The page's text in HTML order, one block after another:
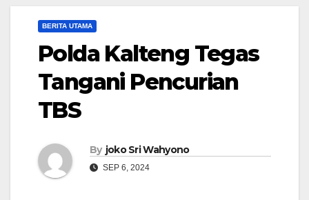
BERITA UTAMA
Polda Kalteng Tegas
Tangani Pencurian
TBS
By joko Sri Wahyono
SEP 6, 2024